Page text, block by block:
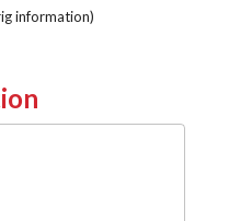
information)